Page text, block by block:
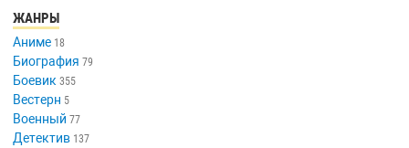
ЖАНРЫ
Аниме 18
Биография 79
Боевик 355
Вестерн 5
Военный 77
Детектив 137